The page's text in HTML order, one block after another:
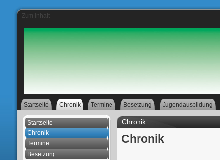
Zum Inhalt
Startseite Chronik Termine Besetzung Jugendausbildung
Startseite
Chronik
Termine
Besetzung
Chronik
Chronik